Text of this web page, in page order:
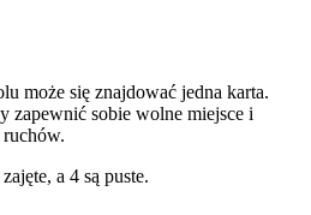
może się znajdować jedna karta.
zapewnić sobie wolne miejsce i
a 4 są puste.